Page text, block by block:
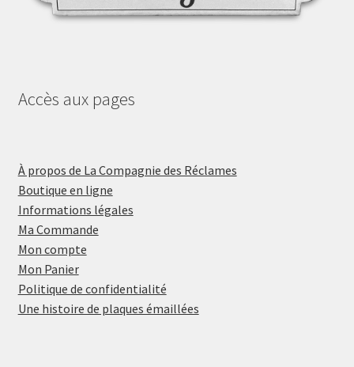
Accès aux pages
À propos de La Compagnie des Réclames
Boutique en ligne
Informations légales
Ma Commande
Mon compte
Mon Panier
Politique de confidentialité
Une histoire de plaques émaillées